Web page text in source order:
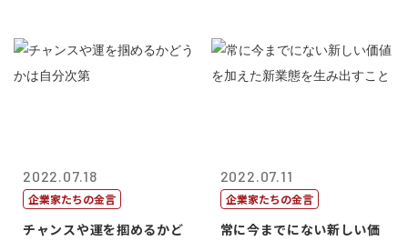
2022.07.18
企業家たちの金言
チャンスや運を掴めるかど
2022.07.11
企業家たちの金言
常に今までにない新しい価